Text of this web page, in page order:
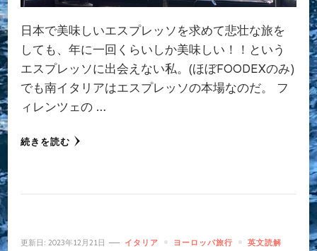
日本で美味しいエスプレッソを求めて悲壮な旅を
しても、年に一回くらいしか美味しい！！という
エスプレッソに出会えない私。(ほぼFOODEXのみ)
でも南イタリアはエスプレッソの本場なのだ。 フ
ィレンツェの …
続きを読む
更新日: 2023年12月21日 イタリア ヨーロッパ旅行 英文読解